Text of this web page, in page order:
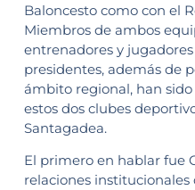
Baloncesto como con el
Miembros de ambos
entrenadores y
presidentes, además de
ámbito regional, han
estos dos clubes
Santagadea.
El primero en hablar fue
relaciones